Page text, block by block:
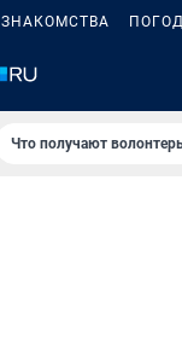
ЗНАКОМСТВА
Что получают